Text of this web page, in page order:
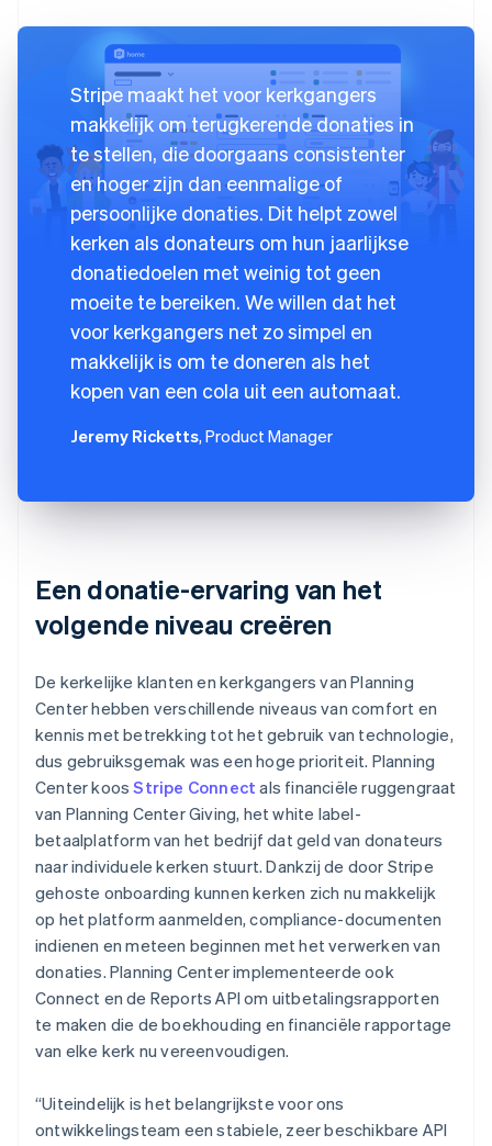
Stripe maakt het voor kerkgangers
makkelijk om terugkerende donaties in
te stellen, die doorgaans consistenter
en hoger zijn dan eenmalige of
persoonlijke donaties. Dit helpt zowel
kerken als donateurs om hun jaarlijkse
donatiedoelen met weinig tot geen
moeite te bereiken. We willen dat het
voor kerkgangers net zo simpel en
makkelijk is om te doneren als het
kopen van een cola uit een automaat.
Jeremy Ricketts, Product Manager
Een donatie-ervaring van het
volgende niveau creëren
De kerkelijke klanten en kerkgangers van Planning
Center hebben verschillende niveaus van comfort en
kennis met betrekking tot het gebruik van technologie,
dus gebruiksgemak was een hoge prioriteit. Planning
Center koosStripe Connect als financiële ruggengraat
van Planning Center Giving, het white label-
betaalplatform van het bedrijf dat geld van donateurs
naar individuele kerken stuurt. Dankzij de door Stripe
gehoste onboarding kunnen kerken zich nu makkelijk
op het platform aanmelden, compliance-documenten
indienen en meteen beginnen met het verwerken van
donaties. Planning Center implementeerde ook
Connect en de Reports API om uitbetalingsrapporten
te maken die de boekhouding en financiële rapportage
van elke kerk nu vereenvoudigen.
“Uiteindelijk is het belangrijkste voor ons
ontwikkelingsteam een stabiele, zeer beschikbare API